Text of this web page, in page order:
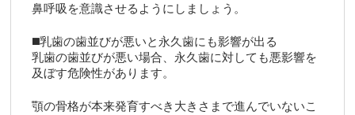
鼻呼吸を意識させるようにしましょう。
◼️乳歯の歯並びが悪いと永久歯にも影響が出る
乳歯の歯並びが悪い場合、永久歯に対しても悪影響を
及ぼす危険性があります。
顎の骨格が本来発育すべき大きさまで進んでいないこ